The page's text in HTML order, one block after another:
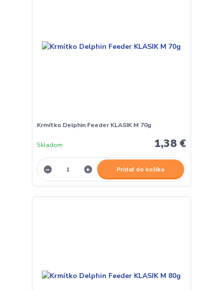
Krmítko Delphin Feeder KLASIK M 70g
1,38 €
Skladom
Pridať do košíka